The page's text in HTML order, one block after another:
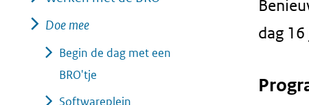
dag
Doe mee
Begin de dag met een
BRO'tje
Softwareplein